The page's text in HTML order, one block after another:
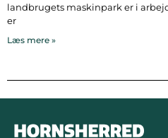
landbrugets maskinpark er i
er
Læs mere »